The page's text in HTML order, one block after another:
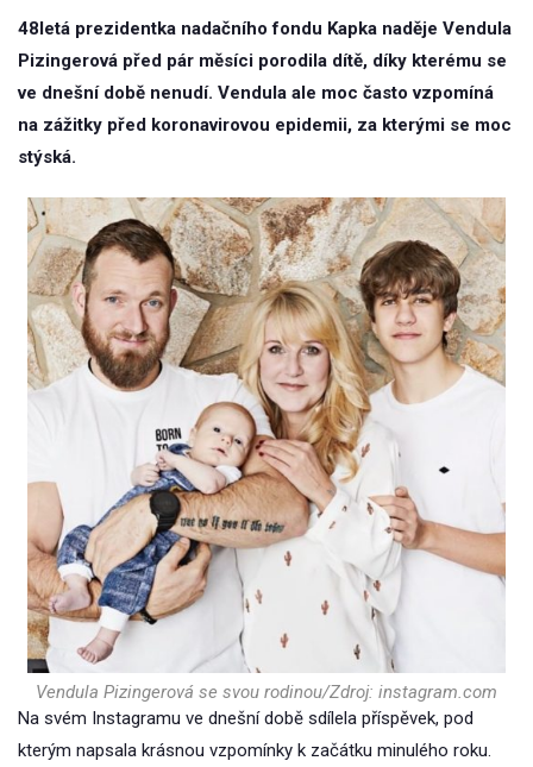
48letá prezidentka nadačního fondu Kapka naděje Vendula
Pizingerová před pár měsíci porodila dítě, díky kterému se
ve dnešní době nenudí. Vendula ale moc často vzpomíná
na zážitky před koronavirovou epidemii, za kterými se moc
stýská.
Vendula Pizingerová se svou rodinou/Zdroj: instagram.com
Na svém Instagramu ve dnešní době sdílela příspěvek, pod
kterým napsala krásnou vzpomínky k začátku minulého roku.